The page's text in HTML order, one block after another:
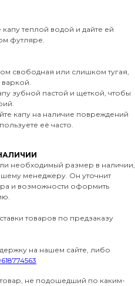
теплой водой и дайте ей
футляре.
свободная или слишком тугая,
зубной пастой и щеткой, чтобы
капу на наличие повреждений
её часто.
необходимый размер в наличии,
менеджеру. Он уточнит
и возможности оформить
товаров по предзаказу
на нашем сайте, либо
не подошедший по каким-